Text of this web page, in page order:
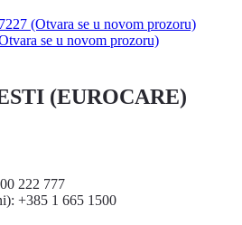
(Otvara se u novom prozoru)
se u novom prozoru)
(EUROCARE)
222 777
+385 1 665 1500